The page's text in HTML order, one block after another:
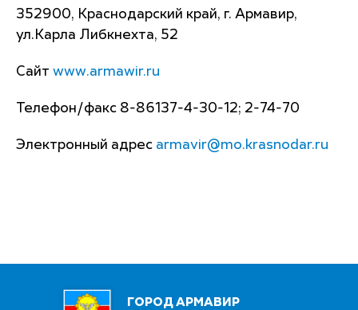
352900, Краснодарский край, г. Армавир,
ул.Карла Либкнехта, 52
Сайт www.armawir.ru
Телефон/факс 8-86137-4-30-12; 2-74-70
Электронный адрес armavir@mo.krasnodar.ru
ГОРОД АРМАВИР